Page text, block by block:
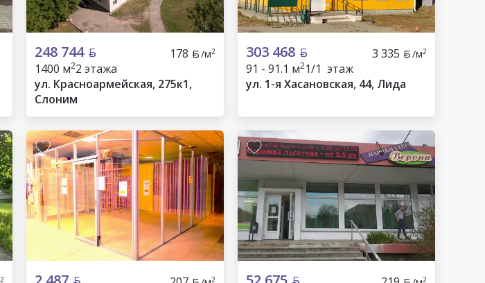
248 744 178 /м2
1400 м22 этажа
ул. Красноармейская, 275к1,
Слоним
303 468 3 335 /м2
91 - 91.1 м21/1 этаж
ул. 1-я Хасановская, 44, Лида
2 2 2